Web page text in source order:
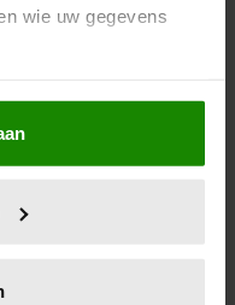
wie uw gegevens
uw geografische
nauwkeurig kan zijn
(fingerprinting)
het